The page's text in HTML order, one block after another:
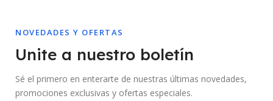
NOVEDADES Y OFERTAS
Unite a nuestro boletín
Sé el primero en enterarte de nuestras últimas novedades,
promociones exclusivas y ofertas especiales.